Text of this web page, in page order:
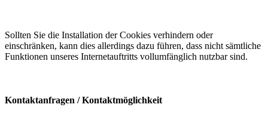
Sollten Sie die Installation der Cookies verhindern oder
einschränken, kann dies allerdings dazu führen, dass nicht sämtliche
Funktionen unseres Internetauftritts vollumfänglich nutzbar sind.
Kontaktanfragen / Kontaktmöglichkeit